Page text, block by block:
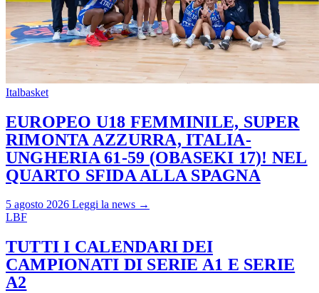
Italbasket
EUROPEO U18 FEMMINILE, SUPER
RIMONTA AZZURRA, ITALIA-
UNGHERIA 61-59 (OBASEKI 17)! NEL
QUARTO SFIDA ALLA SPAGNA
5 agosto 2026 Leggi la news →
LBF
TUTTI I CALENDARI DEI
CAMPIONATI DI SERIE A1 E SERIE
A2